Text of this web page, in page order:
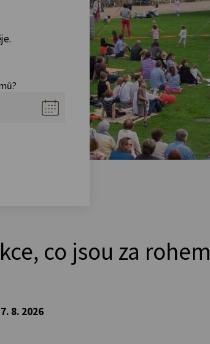
co jsou za rohem
7. 8. 2026